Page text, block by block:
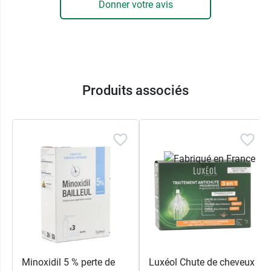
3761 cheveux sauvés de la phase de chute*
*Une étude clinique sur 57 volontaires présentant une chute
du Shampooing Antichute progressive Luxéol 3 fois par
semaine, une diminution du nombre de cheveux en phase de
chute, soit une augmentation du nombre de cheveux sauvés
de la phase de chute de 3791 cheveux, ainsi qu'une
diminution de la chute de cheveux de 40%.
Luxéol propose également les
gummies Chute
de cheveux Luxéol
Conditionnement :
Donner votre avis
Produits associés
Minoxidil 5 % perte de Luxéol Chute de cheveux